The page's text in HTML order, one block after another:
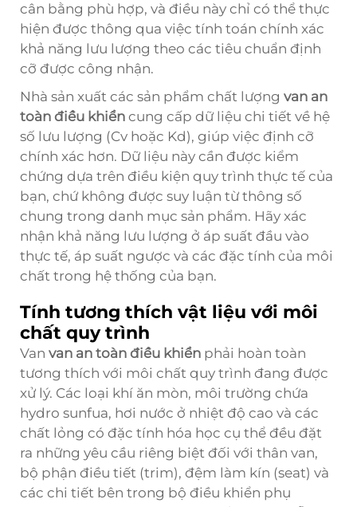
cân bằng phù hợp, và điều này chỉ có thể thực
hiện được thông qua việc tính toán chính xác
khả năng lưu lượng theo các tiêu chuẩn định
cỡ được công nhận.
Nhà sản xuất các sản phẩm chất lượng van an
toàn điều khiển cung cấp dữ liệu chi tiết về hệ
số lưu lượng (Cv hoặc Kd), giúp việc định cỡ
chính xác hơn. Dữ liệu này cần được kiểm
chứng dựa trên điều kiện quy trình thực tế của
bạn, chứ không được suy luận từ thông số
chung trong danh mục sản phẩm. Hãy xác
nhận khả năng lưu lượng ở áp suất đầu vào
thực tế, áp suất ngược và các đặc tính của môi
chất trong hệ thống của bạn.
Tính tương thích vật liệu với môi
chất quy trình
Van van an toàn điều khiển phải hoàn toàn
tương thích với môi chất quy trình đang được
xử lý. Các loại khí ăn mòn, môi trường chứa
hydro sunfua, hơi nước ở nhiệt độ cao và các
chất lỏng có đặc tính hóa học cụ thể đều đặt
ra những yêu cầu riêng biệt đối với thân van,
bộ phận điều tiết (trim), đệm làm kín (seat) và
các chi tiết bên trong bộ điều khiển phụ